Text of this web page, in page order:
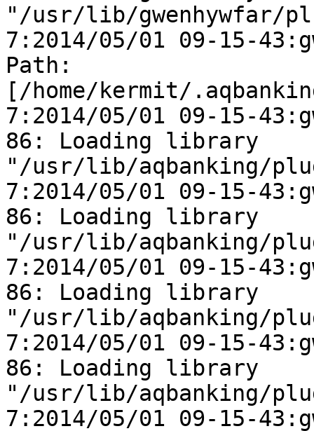
"/usr/lib/gwenhywfar/
7:2014/05/01 09-15-
Path:
[/home/kermit/
7:2014/05/01 09-15-
86: Loading library
"/usr/lib/aqbanking/
7:2014/05/01 09-15-
86: Loading library
"/usr/lib/aqbanking/
7:2014/05/01 09-15-
86: Loading library
"/usr/lib/aqbanking/
7:2014/05/01 09-15-
86: Loading library
"/usr/lib/aqbanking/
7:2014/05/01 09-15-